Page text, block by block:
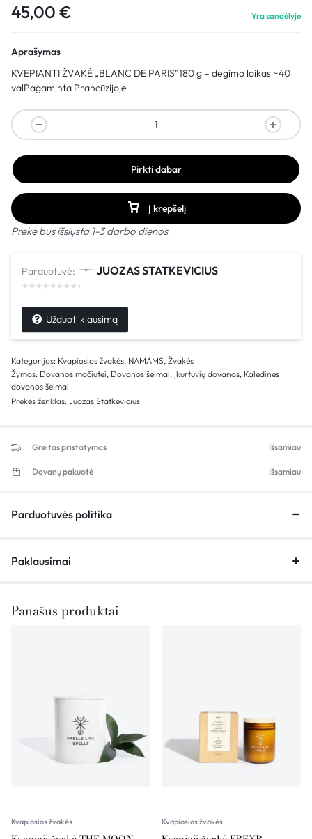
45,00 € Yra sandėlyje
Aprašymas
KVEPIANTI ŽVAKĖ „BLANC DE PARIS”180 g – degimo laikas ~40
valPagaminta Prancūzijoje
Į krepšelį
Pirkti dabar
Prekė bus išsiųsta 1-3 darbo dienos
Parduotuvė: JUOZAS STATKEVICIUS
Užduoti klausimą
Kategorijos: Kvapiosios žvakės, NAMAMS, Žvakės
Žymos: Dovanos močiutei, Dovanos šeimai, Įkurtuvių dovanos, Kalėdinės
dovanos šeimai
Prekės ženklas: Juozas Statkevicius
Greitas pristatymas Išsamiau
Dovanų pakuotė Išsamiau
Parduotuvės politika
Paklausimai
Panašūs produktai
Kvapiosios žvakės Kvapiosios žvakės